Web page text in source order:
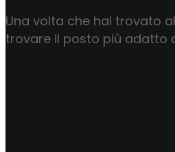
Una volta che hai trovato
trovare il posto più adatto